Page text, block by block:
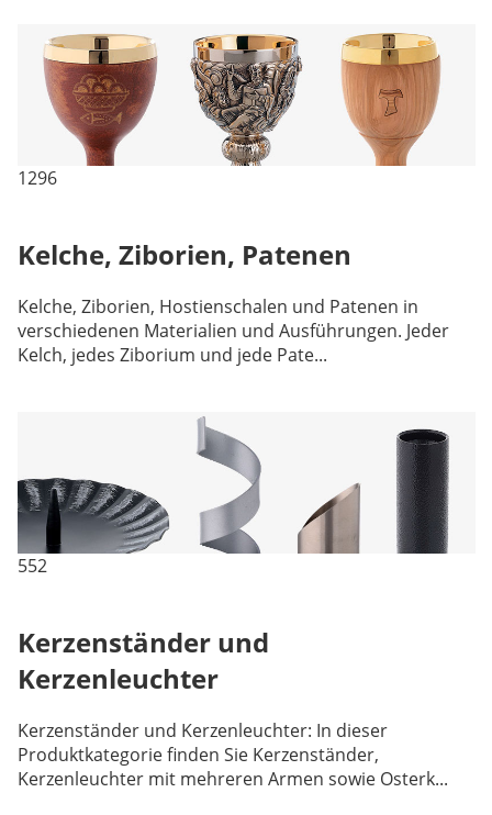
1296
Kelche, Ziborien, Patenen
Kelche, Ziborien, Hostienschalen und Patenen in
verschiedenen Materialien und Ausführungen. Jeder
Kelch, jedes Ziborium und jede Pate...
552
Kerzenständer und
Kerzenleuchter
Kerzenständer und Kerzenleuchter: In dieser
Produktkategorie finden Sie Kerzenständer,
Kerzenleuchter mit mehreren Armen sowie Osterk...